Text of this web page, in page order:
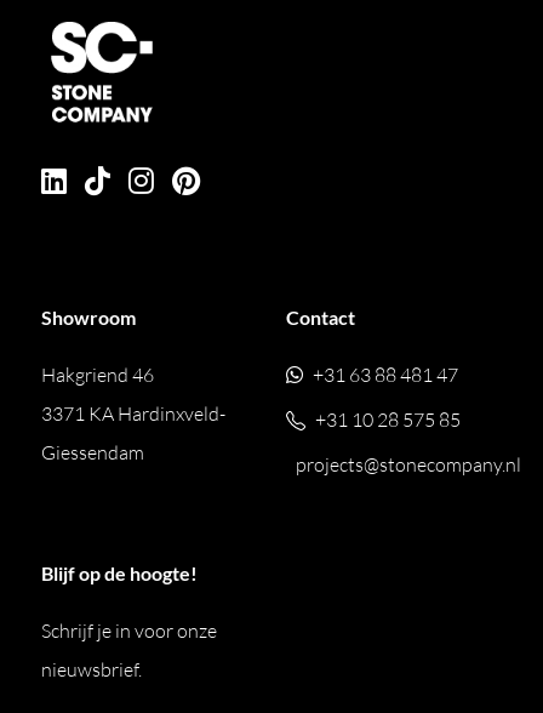
Showroom
Hakgriend 46
3371 KA Hardinxveld-
Giessendam
Contact
+31 63 88 481 47
+31 10 28 575 85
projects@stonecompany.nl
Blijf op de hoogte!
Schrijf je in voor onze
nieuwsbrief.